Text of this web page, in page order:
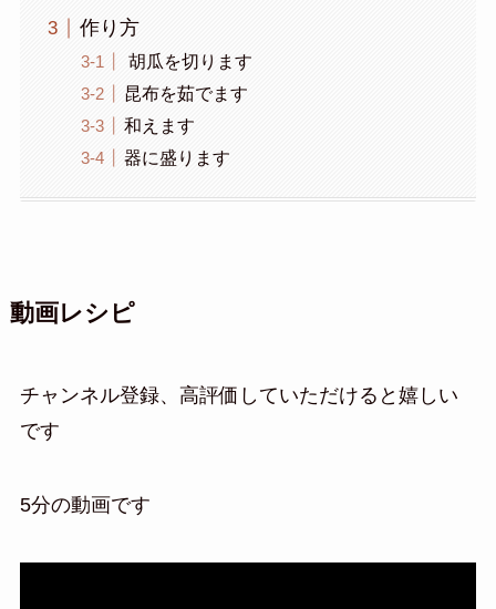
作り方
胡瓜を切ります
昆布を茹でます
和えます
器に盛ります
動画レシピ
チャンネル登録、高評価していただけると嬉しい
です
5分の動画です